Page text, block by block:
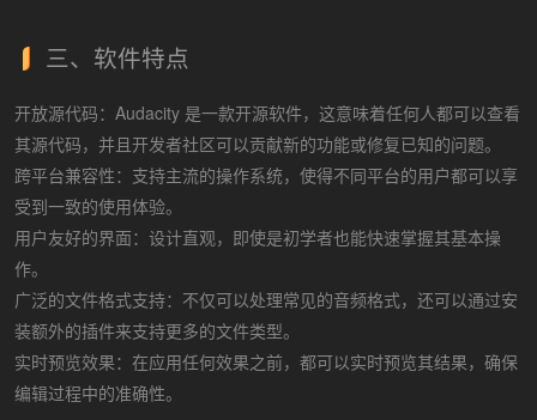
三、软件特点
开放源代码：Audacity 是一款开源软件，这意味着任何人都可以查看
其源代码，并且开发者社区可以贡献新的功能或修复已知的问题。
跨平台兼容性：支持主流的操作系统，使得不同平台的用户都可以享
受到一致的使用体验。
用户友好的界面：设计直观，即使是初学者也能快速掌握其基本操
作。
广泛的文件格式支持：不仅可以处理常见的音频格式，还可以通过安
装额外的插件来支持更多的文件类型。
实时预览效果：在应用任何效果之前，都可以实时预览其结果，确保
编辑过程中的准确性。